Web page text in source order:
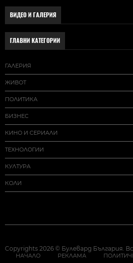
ВИДЕО И ГАЛЕРИЯ
ГЛАВНИ КАТЕГОРИИ
ГАЛЕРИЯ
ЖИВОТ
ПОЛИТИКА
БИЗНЕС
КИНО И СЕРИАЛИ
ТЕХНОЛОГИИ
КУЛТУРА
КОЛИ
Copyrights 2026 © Булевард България.
НАЧАЛО РЕКЛАМА